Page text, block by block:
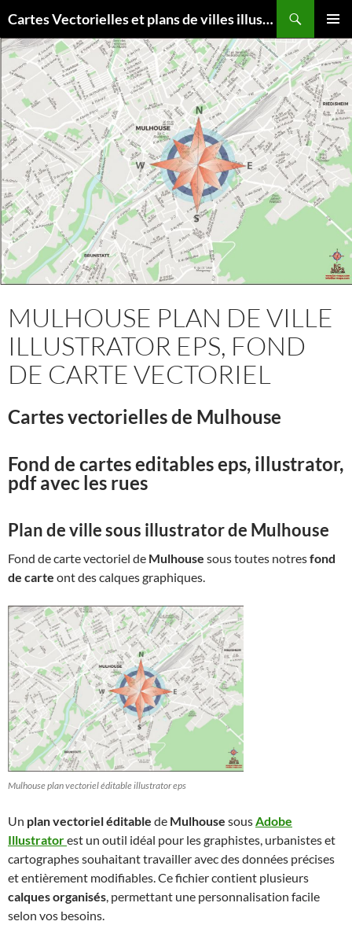
au
contenu
Cartes Vectorielles et plans de villes illustrator eps
MENU
MULHOUSE PLAN DE VILLE
ILLUSTRATOR EPS, FOND
DE CARTE VECTORIEL
Cartes vectorielles de Mulhouse
Fond de cartes editables eps, illustrator,
pdf avec les rues
Plan de ville sous illustrator de Mulhouse
Fond de carte vectoriel de Mulhouse sous toutes notresfond
de carte ont des calques graphiques.
Mulhouse plan vectoriel éditable illustrator eps
Un plan vectoriel éditable de Mulhouse sousAdobe
Illustratorest un outil idéal pour les graphistes, urbanistes et
cartographes souhaitant travailler avec des données précises
et entièrement modifiables. Ce fichier contient plusieurs
calques organisés, permettant une personnalisation facile
selon vos besoins.